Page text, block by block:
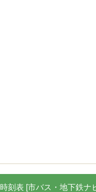
時刻表 [市バス・地下鉄ナ